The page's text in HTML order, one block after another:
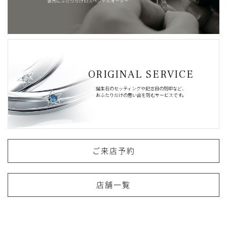
ORIGINAL SERVICE
誕生石のセッティングや記念日の刻印など、
おふたりだけの思い出を刻むサービスです。
ご来店予約
店舗一覧